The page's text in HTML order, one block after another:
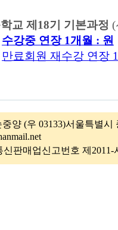
교 제18기 기본과정 (
수강중 연장 1개월 : 원
만료회원 재수강 연장
중양 (우 03133)서울특별
판매업신고번호 제